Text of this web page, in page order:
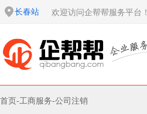
长春站 欢迎访问企帮帮服务平台！
首页-工商服务-公司注销